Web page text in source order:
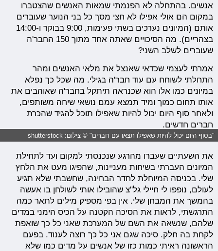
אנשים. בהתחלה לא הפנמתי שמאות האנשים שהצטברו
במקום הם אולי אפילו לא חצי מסך כל בני הנוער שעוברים
אותם (המיונים נערכים בשתי פעימות, 9:00 בבוקר ו-14:00
בצהריים). מה הסיכויים שאתה אחד מתוך 150 החבר'ה
שעוברים לשלב השני?
אמרתי לעצמי שכדאי שאנצל את מלאי האנשים ומהר
התחלתי לשוחח עם עוד חבר'ה בגילי. מה שכל כך נפלא
במיונים כמו אלו הוא שכנראה תיתקל בחבר'ה שאוהבים את
אותו תחום כמוך ומיד תמצא עמם נושאי שיחה משותפים,
ולאחר סוף היום יכול להיות שאפילו תוכל להגיד שהכרת
חברים חדשים.
"בסוף היום יכול להיות שאפילו תצאו עם חברים" © צילום: shutterstock
את השעתיים שעברו מהרגע שנכנסתי למקום ועד לתחילת
המיונים העברתי בשיחות מעניינות, שהפיגו מעט את הלחץ
שלי. בכניסה המיוחלת לחדר הבחינה, שחשבתי שלא תגיע
לעולם, נופפו לי חיילי גל"צ שהובילו אותי לשולחן בו אעשה
בהמשך את המבחן שלי. אין בפי מספיק מילים לתאר כמה
התרגשתי, לראות את הסיכה הקטנה על הכיס הימני במדים
שלהם, שנשאה את השם של המערכת שאני כל כך שואפת
לקחת בה חלק. סיכה שגם אני כל כך רוצה לענוד. בפעם
הראשונה ראיתי כמות כזו של אנשים על מדים כמו שלא